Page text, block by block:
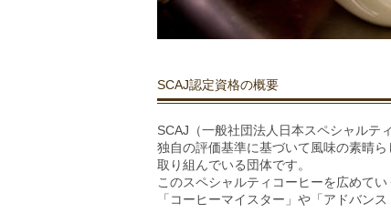
SCAJ認定資格の概要
SCAJ（一般社団法人日本スペシャルテ
独自の評価基準に基づいて風味の素晴
取り組んでいる団体です。
このスペシャルティコーヒーを広めてい
「コーヒーマイスター」や「アドバン